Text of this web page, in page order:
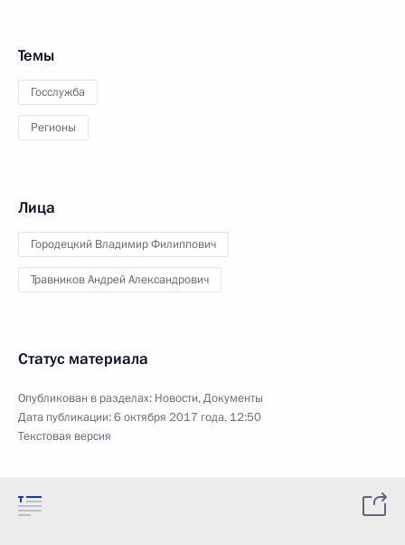
Темы
Госслужба
Регионы
Лица
Городецкий Владимир Филиппович
Травников Андрей Александрович
Статус материала
Опубликован в разделах: Новости,Документы
Дата публикации:6 октября 2017 года, 12:50
Текстовая версия